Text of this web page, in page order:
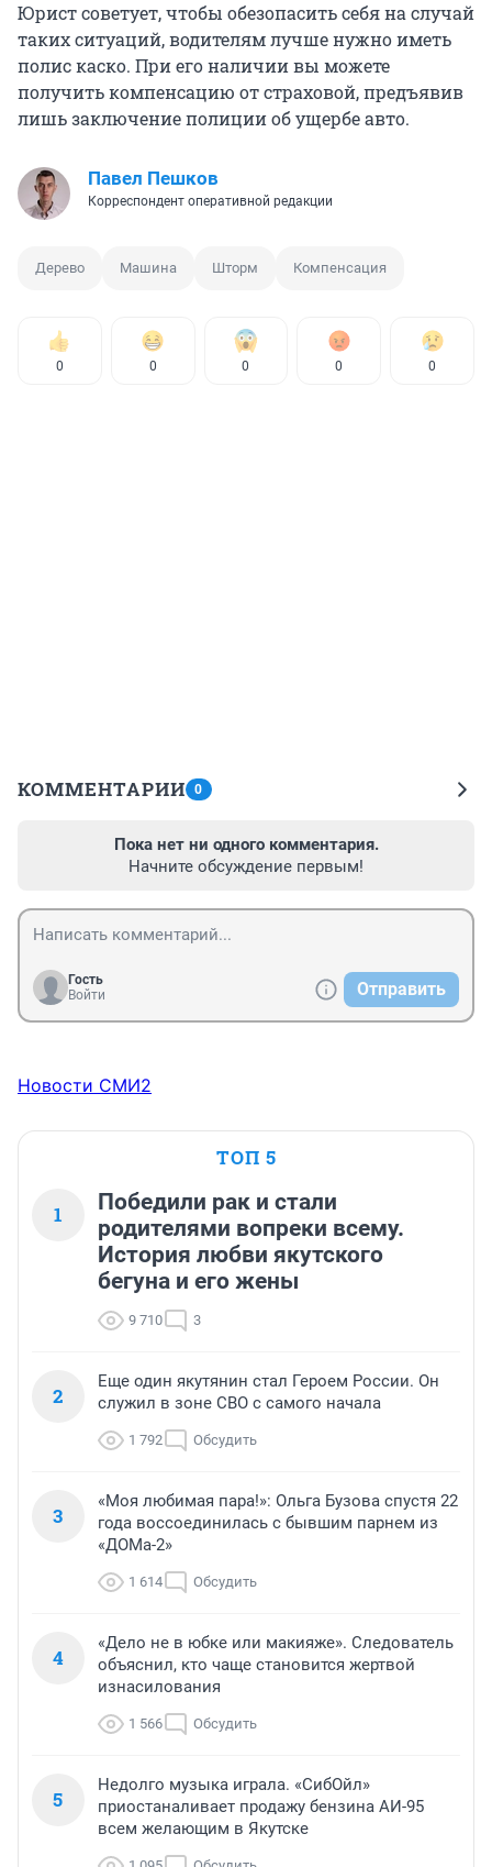
Юрист советует, чтобы обезопасить себя на случай
таких ситуаций, водителям лучше нужно иметь
полис каско. При его наличии вы можете
получить компенсацию от страховой, предъявив
лишь заключение полиции об ущербе авто.
Павел Пешков
Корреспондент оперативной редакции
Дерево Машина Шторм Компенсация
0 0 0 0 0
КОММЕНТАРИИ 0
Пока нет ни одного комментария.
Начните обсуждение первым!
Гость
Войти
Отправить
Новости СМИ2
ТОП 5
1
Победили рак и стали
родителями вопреки всему.
История любви якутского
бегуна и его жены
9 710 3
2
Еще один якутянин стал Героем России. Он
служил в зоне СВО с самого начала
1 792 Обсудить
3
«Моя любимая пара!»: Ольга Бузова спустя 22
года воссоединилась с бывшим парнем из
«ДОМа-2»
1 614 Обсудить
4
«Дело не в юбке или макияже». Следователь
объяснил, кто чаще становится жертвой
изнасилования
1 566 Обсудить
5
Недолго музыка играла. «СибОйл»
приостаналивает продажу бензина АИ-95
всем желающим в Якутске